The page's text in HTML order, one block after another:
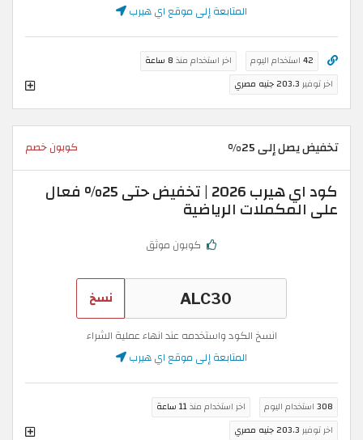
المتابعة إلى موقع اي هيرب
42 استخدام اليوم اخر استخدام منذ 8 ساعة
اخر توفير 203.3 جنيه مصري
تخفيض يصل إلى 25% كوبون خصم
كود اي هيرب 2026 | تخفيض حتى 25% فعال
على المكملات الرياضية
كوبون موثق
نسخ
انسخ الكود واستخدمه عند انهاء عملية الشراء
المتابعة إلى موقع اي هيرب
308 استخدام اليوم اخر استخدام منذ11 ساعة
اخر توفير 203.3 جنيه مصري